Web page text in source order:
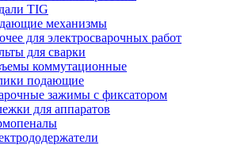
TIG
механизмы
для электросварочных работ
для сварки
коммутационные
подающие
зажимы с фиксатором
для аппаратов